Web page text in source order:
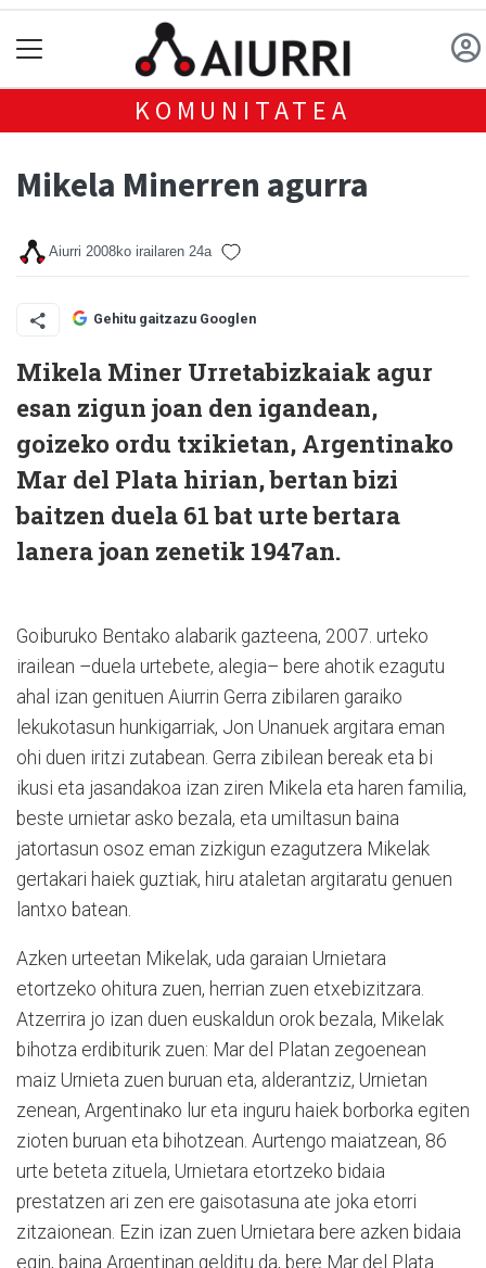
KOMUNITATEA
Mikela Minerren agurra
Aiurri 2008ko irailaren 24a
Gehitu gaitzazu Googlen
Mikela Miner Urretabizkaiak agur
esan zigun joan den igandean,
goizeko ordu txikietan, Argentinako
Mar del Plata hirian, bertan bizi
baitzen duela 61 bat urte bertara
lanera joan zenetik 1947an.
Goiburuko Bentako alabarik gazteena, 2007. urteko
irailean –duela urtebete, alegia– bere ahotik ezagutu
ahal izan genituen Aiurrin Gerra zibilaren garaiko
lekukotasun hunkigarriak, Jon Unanuek argitara eman
ohi duen iritzi zutabean. Gerra zibilean bereak eta bi
ikusi eta jasandakoa izan ziren Mikela eta haren familia,
beste urnietar asko bezala, eta umiltasun baina
jatortasun osoz eman zizkigun ezagutzera Mikelak
gertakari haiek guztiak, hiru ataletan argitaratu genuen
lantxo batean.
Azken urteetan Mikelak, uda garaian Urnietara
etortzeko ohitura zuen, herrian zuen etxebizitzara.
Atzerrira jo izan duen euskaldun orok bezala, Mikelak
bihotza erdibiturik zuen: Mar del Platan zegoenean
maiz Urnieta zuen buruan eta, alderantziz, Urnietan
zenean, Argentinako lur eta inguru haiek borborka egiten
zioten buruan eta bihotzean. Aurtengo maiatzean, 86
urte beteta zituela, Urnietara etortzeko bidaia
prestatzen ari zen ere gaisotasuna ate joka etorri
zitzaionean. Ezin izan zuen Urnietara bere azken bidaia
egin, baina Argentinan gelditu da, bere Mar del Plata